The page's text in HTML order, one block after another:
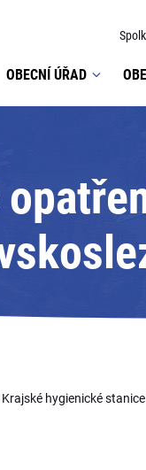
OBECNÍ ÚŘAD
hygienické